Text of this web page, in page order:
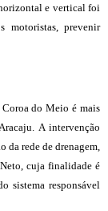
e vertical foi
motoristas, prevenir
do Meio é mais
A intervenção
da rede de drenagem,
cuja finalidade é
sistema responsável